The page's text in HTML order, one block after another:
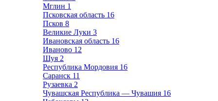
Мглин 1
Псковская область 16
Псков 8
Великие Луки 3
Ивановская область 16
Иваново 12
Шуя 2
Республика Мордовия 16
Саранск 11
Рузаевка 2
Чувашская Республика — Чувашия 16